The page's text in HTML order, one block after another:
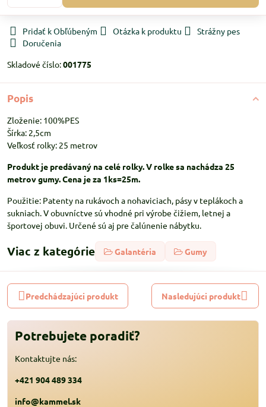
Pridať k Obľúbeným Otázka k produktu
Strážny pes
Doručenia
Skladové číslo:001775
Popis
Zloženie: 100%PES
Šírka: 2,5cm
Veľkosť rolky: 25 metrov
Produkt je predávaný na celé rolky. V rolke sa nachádza 25
metrov gumy. Cena je za 1ks=25m.
Použitie: Patenty na rukávoch a nohaviciach, pásy v teplákoch a
sukniach. V obuvníctve sú vhodné pri výrobe čižiem, letnej a
športovej obuvi. Určené sú aj pre čalúnenie nábytku.
Viac z kategórie Galantéria Gumy
Predchádzajúci produkt Nasledujúci produkt
Potrebujete poradiť?
Kontaktujte nás:
+421 904 489 334
info@kammel.sk